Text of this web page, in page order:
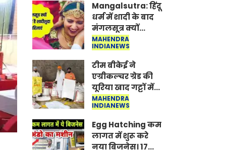
Mangalsutra: हिंदू
धर्म में शादी के बाद
मंगलसूत्र क्यों
पहनती है महिलाएं,
किसने शुरु की ये
परंपरा
MAHENDRA
INDIANEWS
टीम बीकेई ने
एग्रीकल्चर ग्रेड की
यूरिया खाद गट्टों में
बदलकर टेक्निकल
ग्रेड में बेचने वालों पर
करवाई कार्रवाई:
लखविंदर सिंह
औलख
MAHENDRA
INDIANEWS
Egg Hatching कम
लागत में शुरू करे
नया बिजनेस। 17